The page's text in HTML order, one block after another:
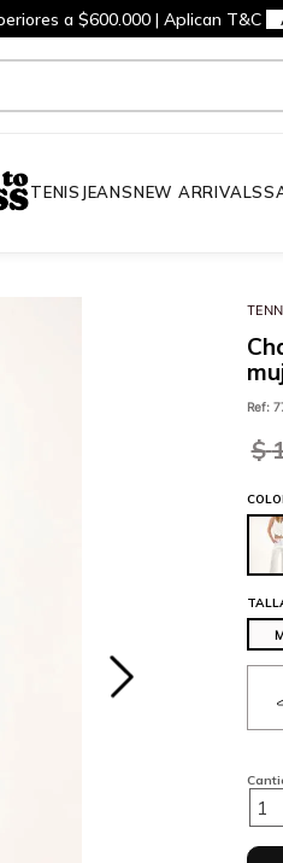
a $600.000 | Aplican T&C
TENIS JEANSNEW ARRIVALS
Ref:
$
1